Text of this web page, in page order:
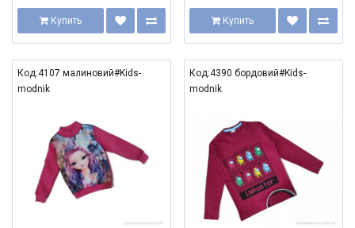
Купить Купить
Код:4107 малиновий#Kids-
modnik
Код:4390 бордовий#Kids-
modnik